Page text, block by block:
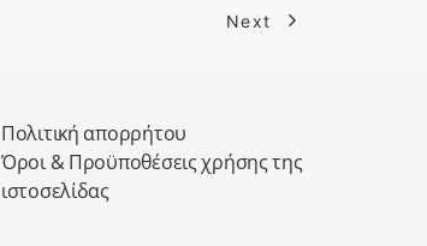
Next
Πολιτική απορρήτου
Όροι & Προϋποθέσεις χρήσης της
ιστοσελίδας